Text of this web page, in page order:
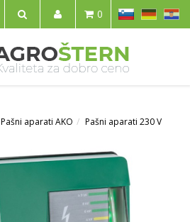
IŠČI
SL HR
0
Pašni aparati AKO Pašni aparati 230 V